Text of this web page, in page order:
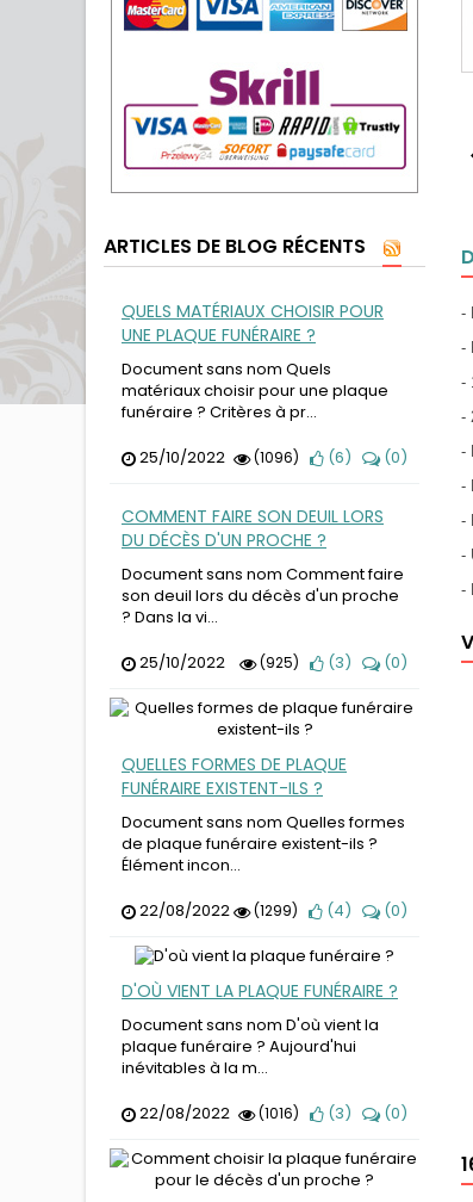
ARTICLES DE BLOG RÉCENTS
QUELS MATÉRIAUX CHOISIR POUR
UNE PLAQUE FUNÉRAIRE ?
Document sans nom Quels
matériaux choisir pour une plaque
funéraire ? Critères à pr...
25/10/2022
(1096) (6) (0)
COMMENT FAIRE SON DEUIL LORS
DU DÉCÈS D'UN PROCHE ?
Document sans nom Comment faire
son deuil lors du décès d'un proche
? Dans la vi...
25/10/2022
(925) (3) (0)
QUELLES FORMES DE PLAQUE
FUNÉRAIRE EXISTENT-ILS ?
Document sans nom Quelles formes
de plaque funéraire existent-ils ?
Élément incon...
22/08/2022
(1299) (4) (0)
D'OÙ VIENT LA PLAQUE FUNÉRAIRE ?
Document sans nom D'où vient la
plaque funéraire ? Aujourd'hui
inévitables à la m...
22/08/2022
(1016) (3) (0)
-
-
-
-
-
-
-
-
-